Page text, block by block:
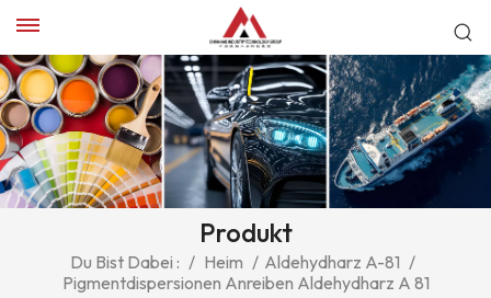
Produkt
Du Bist Dabei : / Heim / Aldehydharz A-81 /
Pigmentdispersionen Anreiben Aldehydharz A 81